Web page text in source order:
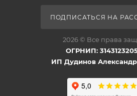
ПОДПИСАТЬСЯ НА
2026 © Все права
ОГРНИП:
ИП Дудинов